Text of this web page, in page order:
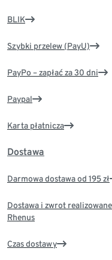
BLIK
Szybki przelew (PayU)
PayPo – zapłać za 30 dni
Paypal
Karta płatnicza
Dostawa
Darmowa dostawa od 195 zł
Dostawa i zwrot
Rhenus
Czas dostawy